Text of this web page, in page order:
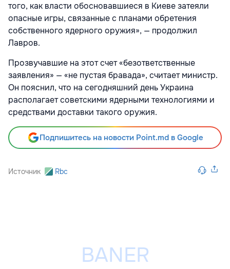
того, как власти обосновавшиеся в Киеве затеяли
опасные игры, связанные с планами обретения
собственного ядерного оружия», — продолжил
Лавров.
Прозвучавшие на этот счет «безответственные
заявления» — «не пустая бравада», считает министр.
Он пояснил, что на сегодняшний день Украина
располагает советскими ядерными технологиями и
средствами доставки такого оружия.
Подпишитесь на новости Point.md в Google
Источник Rbc